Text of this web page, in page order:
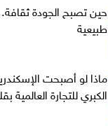
حين تصبح الجودة
طبيعية
ماذا لو أصبحت
الكبري للتجارة العالمية